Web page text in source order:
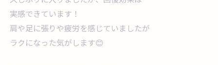
実感できています！
肩や足に張りや疲労を感じていましたが
ラクになった気がします😊